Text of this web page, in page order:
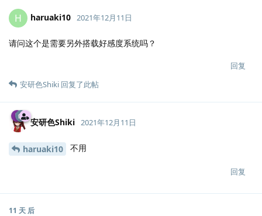
H haruaki10 2021年12月11日
请问这个是需要另外搭载好感度系统吗？
回复
安研色Shiki 回复了此帖
安研色Shiki 2021年12月11日
haruaki10 不用
回复
11 天 后